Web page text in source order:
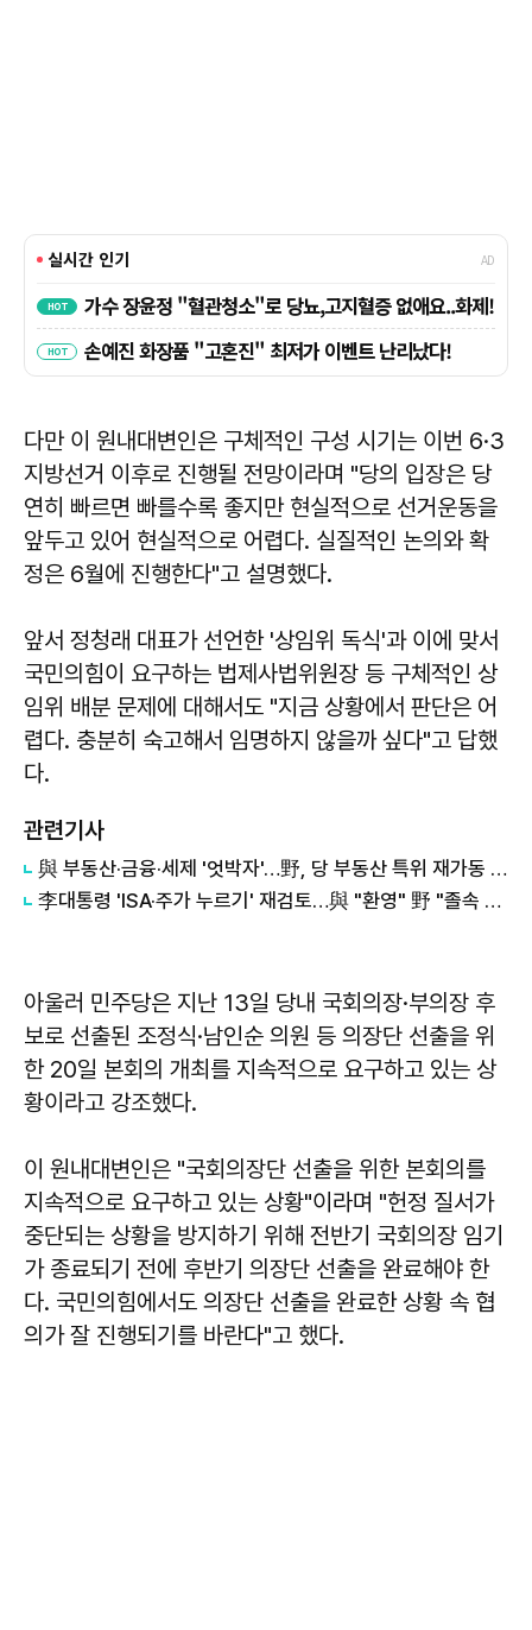
다만 이 원내대변인은 구체적인 구성 시기는 이번 6·3
지방선거 이후로 진행될 전망이라며 "당의 입장은 당
연히 빠르면 빠를수록 좋지만 현실적으로 선거운동을
앞두고 있어 현실적으로 어렵다. 실질적인 논의와 확
정은 6월에 진행한다"고 설명했다.
앞서 정청래 대표가 선언한 '상임위 독식'과 이에 맞서
국민의힘이 요구하는 법제사법위원장 등 구체적인 상
임위 배분 문제에 대해서도 "지금 상황에서 판단은 어
렵다. 충분히 숙고해서 임명하지 않을까 싶다"고 답했
다.
관련기사
與 부동산·금융·세제 '엇박자'…野, 당 부동산 특위 재가동 등 '맹공'
李대통령 'ISA·주가 누르기' 재검토…與 "환영" 野 "졸속 국정" 外
아울러 민주당은 지난 13일 당내 국회의장·부의장 후
보로 선출된 조정식·남인순 의원 등 의장단 선출을 위
한 20일 본회의 개최를 지속적으로 요구하고 있는 상
황이라고 강조했다.
이 원내대변인은 "국회의장단 선출을 위한 본회의를
지속적으로 요구하고 있는 상황"이라며 "헌정 질서가
중단되는 상황을 방지하기 위해 전반기 국회의장 임기
가 종료되기 전에 후반기 의장단 선출을 완료해야 한
다. 국민의힘에서도 의장단 선출을 완료한 상황 속 협
의가 잘 진행되기를 바란다"고 했다.